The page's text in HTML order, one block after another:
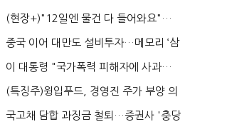
요"…'덜 똘똘한 한 채' 20...
(현장+)"12일엔 물건 다 들어와요"…
빈 매대 채우며 문 연 ...
중국 이어 대만도 설비투자…메모리 ‘삼
국전쟁’
이 대통령 "국가폭력 피해자에 사과…
적극적 조사로 진...
(특징주)윙입푸드, 경영진 주가 부양 의
지에 상한가...
국고채 담합 과징금 철퇴…증권사 '충당